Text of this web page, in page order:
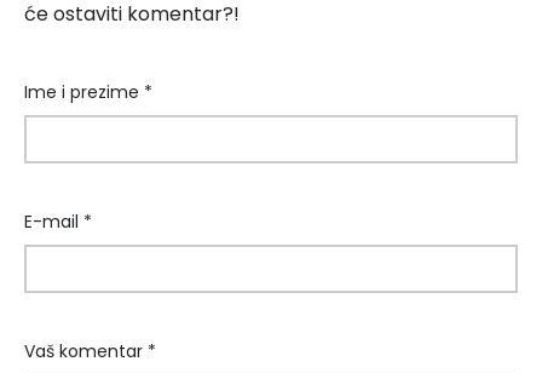
će ostaviti komentar?!
Ime i prezime *
E-mail *
Vaš komentar *